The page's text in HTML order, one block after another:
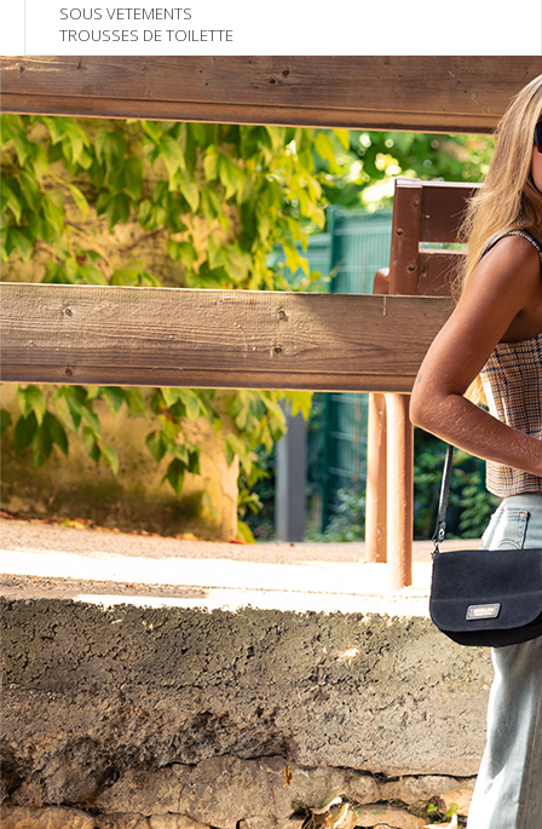
SOUS VETEMENTS
TROUSSES DE TOILETTE